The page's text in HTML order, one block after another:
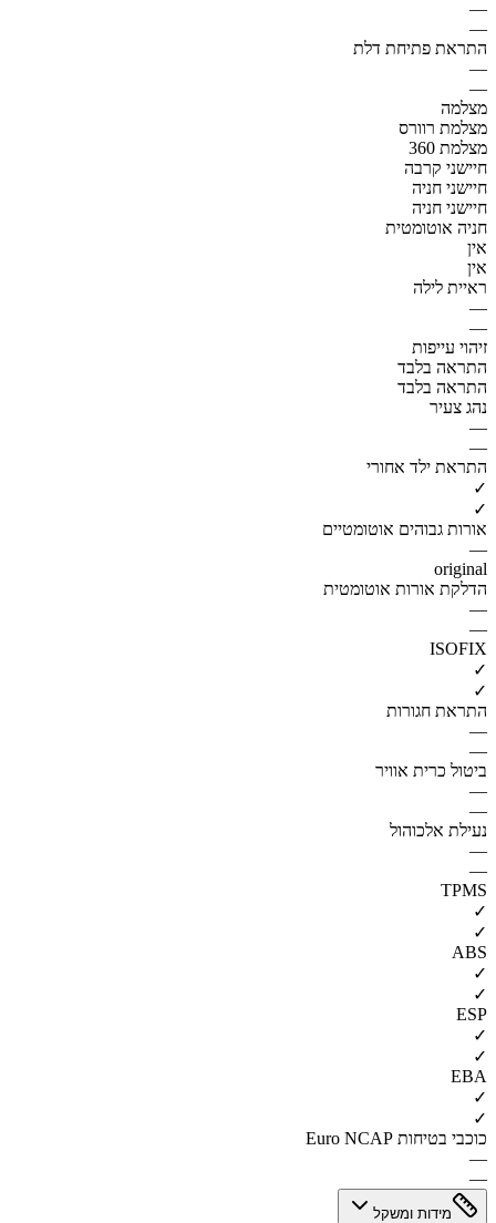
—
—
התראת פתיחת דלת
—
—
מצלמה
מצלמת רוורס
מצלמת 360
חיישני קרבה
חיישני חניה
חיישני חניה
חניה אוטומטית
אין
אין
ראיית לילה
—
—
זיהוי עייפות
התראה בלבד
התראה בלבד
נהג צעיר
—
—
התראת ילד אחורי
✓
✓
אורות גבוהים אוטומטיים
—
original
הדלקת אורות אוטומטית
—
—
ISOFIX
✓
✓
התראת חגורות
—
—
ביטול כרית אוויר
—
—
נעילת אלכוהול
—
—
TPMS
✓
✓
ABS
✓
✓
ESP
✓
✓
EBA
✓
✓
כוכבי בטיחות Euro NCAP
—
—
מידות ומשקל